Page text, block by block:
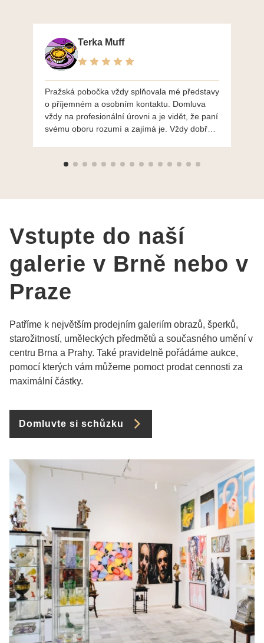
Terka Muff
Pražská pobočka vždy splňovala mé představy
o příjemném a osobním kontaktu. Domluva
vždy na profesionální úrovni a je vidět, že paní
svému oboru rozumí a zajímá je. Vždy dobře a
výběru, jak už bylo napsáno - na požádání
Vstupte do naší
galerie v Brně nebo v
Praze
Patříme k největším prodejním galeriím obrazů, šperků,
starožitností, uměleckých předmětů a současného umění v
centru Brna a Prahy. Také pravidelně pořádáme aukce,
pomocí kterých vám můžeme pomoct prodat cennosti za
maximální částky.
Domluvte si schůzku